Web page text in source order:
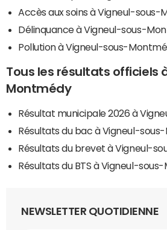
Accès aux soins à Vigneul-sous-
Délinquance à Vigneul-sous-
Pollution à Vigneul-sous-
Tous les résultats officiels
Montmédy
Résultat municipale 2026 à
Résultats du bac à Vigneul-
Résultats du brevet à Vigneul-
Résultats du BTS à Vigneul-
NEWSLETTER QUOTIDIENNE